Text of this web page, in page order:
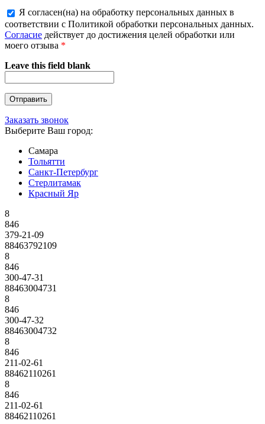
Я согласен(на) на обработку персональных данных в
соответствии с Политикой обработки персональных данных.
Согласие действует до достижения целей обработки или
моего отзыва *
Leave this field blank
Заказать звонок
Выберите Ваш город:
Самара
Тольятти
Санкт-Петербург
Стерлитамак
Красный Яр
8
846
379-21-09
88463792109
8
846
300-47-31
88463004731
8
846
300-47-32
88463004732
8
846
211-02-61
88462110261
8
846
211-02-61
88462110261